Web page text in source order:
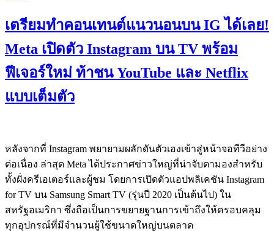
เตรียมทำคอนเทนต์แนวนอนบน IG ได้เลย!
Meta เปิดตัว Instagram บน TV พร้อม
ฟีเจอร์ใหม่ ท้าชน YouTube และ Netflix
แบบเต็มตัว
หลังจากที่ Instagram พยายามผลักดันตัวเองเข้าสู่หน้าจอทีวีอย่าง
ต่อเนื่อง ล่าสุด Meta ได้ประกาศข่าวใหญ่ที่น่าจับตามองสำหรับ
ทั้งฝั่งครีเอเตอร์และผู้ชม โดยการเปิดตัวแอปพลิเคชัน Instagram
for TV บน Samsung Smart TV (รุ่นปี 2020 เป็นต้นไป) ใน
สหรัฐอเมริกา ซึ่งถือเป็นการขยายฐานการเข้าถึงให้ครอบคลุม
ทุกอุปกรณ์ที่มีจำนวนผู้ใช้ขนาดใหญ่บนตลาด